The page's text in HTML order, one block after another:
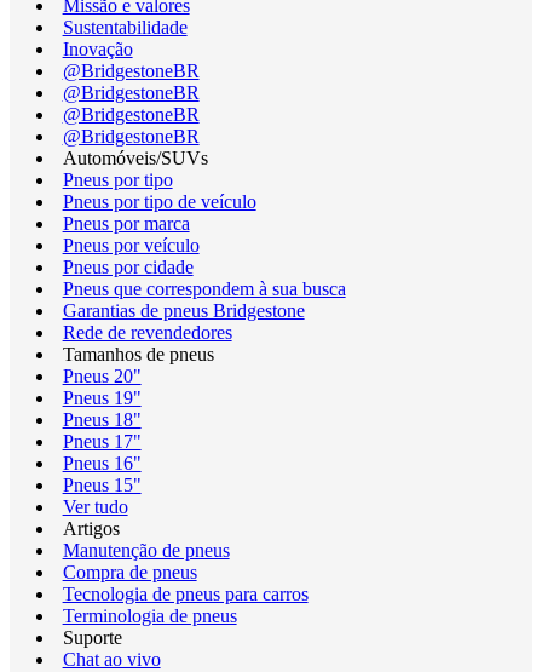
Missão e valores
Sustentabilidade
Inovação
@BridgestoneBR
@BridgestoneBR
@BridgestoneBR
@BridgestoneBR
Automóveis/SUVs
Pneus por tipo
Pneus por tipo de veículo
Pneus por marca
Pneus por veículo
Pneus por cidade
Pneus que correspondem à sua busca
Garantias de pneus Bridgestone
Rede de revendedores
Tamanhos de pneus
Pneus 20"
Pneus 19"
Pneus 18"
Pneus 17"
Pneus 16"
Pneus 15"
Ver tudo
Artigos
Manutenção de pneus
Compra de pneus
Tecnologia de pneus para carros
Terminologia de pneus
Suporte
Chat ao vivo